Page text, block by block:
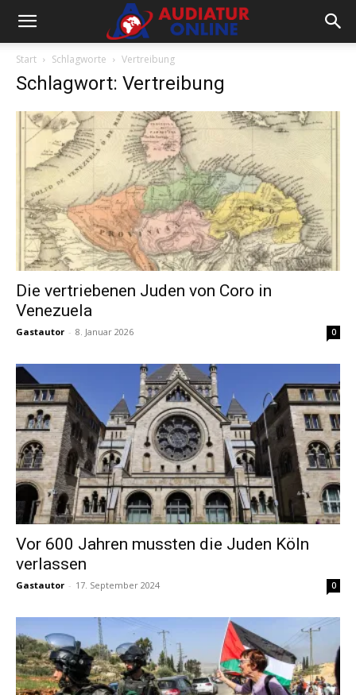
Start Schlagworte Vertreibung
Schlagwort: Vertreibung
Die vertriebenen Juden von Coro in
Venezuela
Gastautor - 8. Januar 2026 0
Vor 600 Jahren mussten die Juden Köln
verlassen
Gastautor - 17. September 2024 0